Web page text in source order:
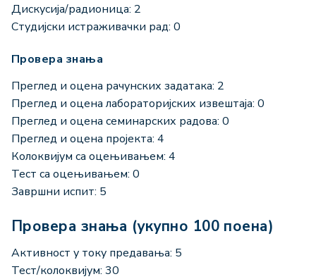
Дискусија/радионица: 2
Студијски истраживачки рад: 0
Провера знања
Преглед и оцена рачунских задатака: 2
Преглед и оцена лабораторијских извештаја: 0
Преглед и оцена семинарских радова: 0
Преглед и оцена пројекта: 4
Колоквијум са оцењивањем: 4
Тест са оцењивањем: 0
Завршни испит: 5
Провера знања (укупно 100 поена)
Активност у току предавања: 5
Тест/колоквијум: 30